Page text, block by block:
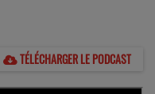
TÉLÉCHARGER LE PODCAST